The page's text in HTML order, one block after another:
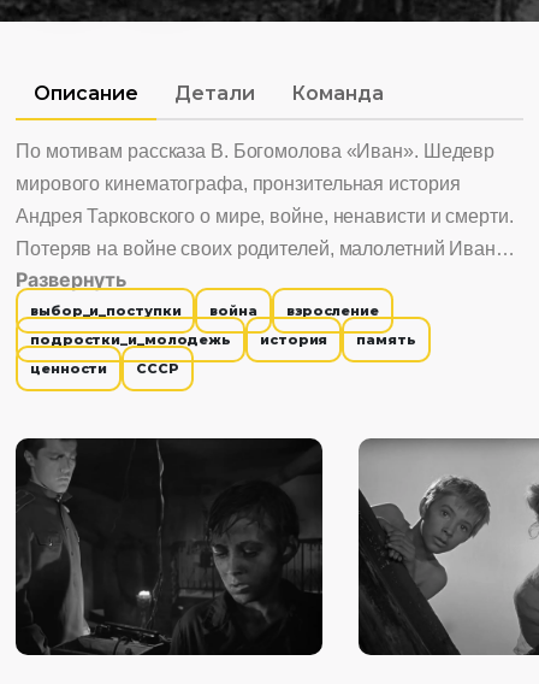
Описание Детали Команда
По мотивам рассказа В. Богомолова «Иван». Шедевр
мирового кинематографа, пронзительная история
Андрея Тарковского о мире, войне, ненависти и смерти.
Потеряв на войне своих родителей, малолетний Иван
становится разведчиком в тылу врага...
Развернуть
выбор_и_поступки война
взросление
подростки_и_молодежь
история
память
ценности
СССР